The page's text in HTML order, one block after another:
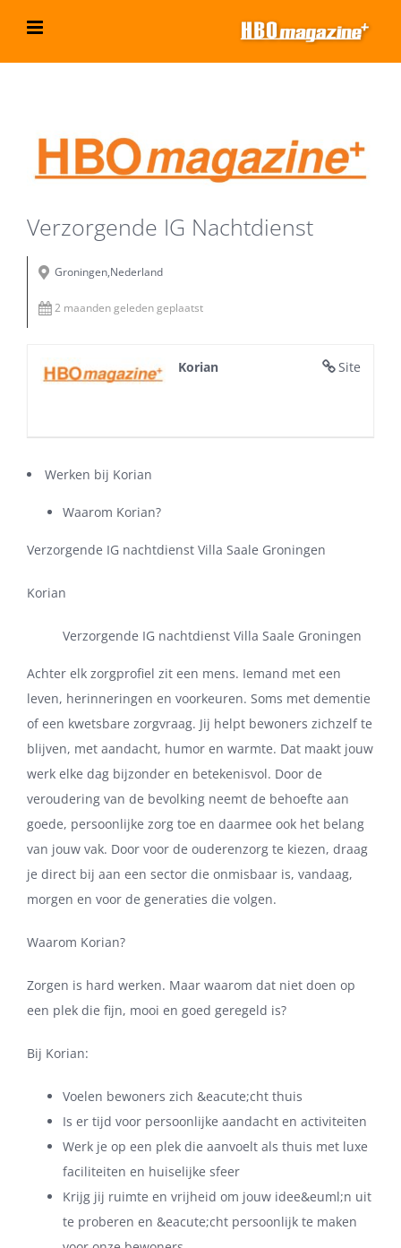
inhoud
grotere
afbeelding
Verzorgende IG Nachtdienst
Groningen,Nederland
2 maanden geleden geplaatst
Site
Korian
Werken bij Korian
Waarom Korian?
Verzorgende IG nachtdienst Villa Saale Groningen
Korian
Verzorgende IG nachtdienst Villa Saale Groningen
Achter elk zorgprofiel zit een mens. Iemand met een
leven, herinneringen en voorkeuren. Soms met dementie
of een kwetsbare zorgvraag. Jij helpt bewoners zichzelf te
blijven, met aandacht, humor en warmte. Dat maakt jouw
werk elke dag bijzonder en betekenisvol. Door de
veroudering van de bevolking neemt de behoefte aan
goede, persoonlijke zorg toe en daarmee ook het belang
van jouw vak. Door voor de ouderenzorg te kiezen, draag
je direct bij aan een sector die onmisbaar is, vandaag,
morgen en voor de generaties die volgen.
Waarom Korian?
Zorgen is hard werken. Maar waarom dat niet doen op
een plek die fijn, mooi en goed geregeld is?
Bij Korian:
Voelen bewoners zich &eacute;cht thuis
Is er tijd voor persoonlijke aandacht en activiteiten
Werk je op een plek die aanvoelt als thuis met luxe
faciliteiten en huiselijke sfeer
Krijg jij ruimte en vrijheid om jouw idee&euml;n uit
te proberen en &eacute;cht persoonlijk te maken